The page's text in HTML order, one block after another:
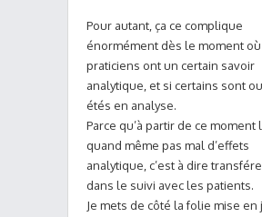
Pour autant, ça ce complique
énormément dès le moment où
praticiens ont un certain savoir
analytique, et si certains sont
étés en analyse.
Parce qu’à partir de ce moment
quand même pas mal d’effets
analytique, c’est à dire
dans le suivi avec les patients.
Je mets de côté la folie mise en